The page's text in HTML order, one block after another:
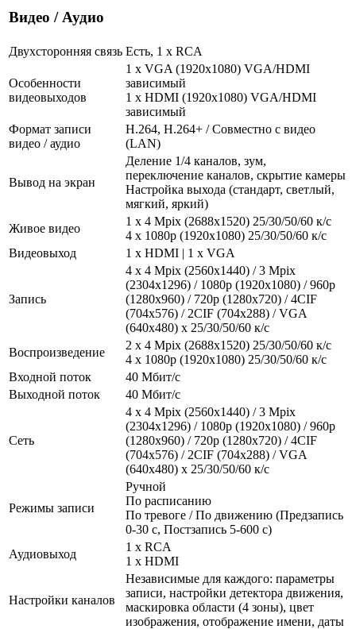
Видео / Аудио
Двухсторонняя связь Есть, 1 x RCA
Особенности
видеовыходов
1 x VGA (1920x1080) VGA/HDMI
зависимый
1 x HDMI (1920x1080) VGA/HDMI
зависимый
Формат записи
видео / аудио
H.264, H.264+ / Совместно с видео
(LAN)
Вывод на экран
Деление 1/4 каналов, зум,
переключение каналов, скрытие камеры
Настройка выхода (стандарт, светлый,
мягкий, яркий)
Живое видео
1 x 4 Mpix (2688x1520) 25/30/50/60 к/с
4 х 1080p (1920x1080) 25/30/50/60 к/с
Видеовыход
1 x HDMI | 1 x VGA
Запись
4 x 4 Mpix (2560x1440) / 3 Mpix
(2304x1296) / 1080p (1920x1080) / 960p
(1280x960) / 720p (1280x720) / 4CIF
(704x576) / 2CIF (704x288) / VGA
(640x480) x 25/30/50/60 к/с
Воспроизведение
2 x 4 Mpix (2688x1520) 25/30/50/60 к/с
4 х 1080p (1920x1080) 25/30/50/60 к/с
Входной поток
40 Мбит/с
Выходной поток
40 Мбит/с
Сеть
4 x 4 Mpix (2560x1440) / 3 Mpix
(2304x1296) / 1080p (1920x1080) / 960p
(1280x960) / 720p (1280x720) / 4CIF
(704x576) / 2CIF (704x288) / VGA
(640x480) x 25/30/50/60 к/с
Режимы записи
Ручной
По расписанию
По тревоге / По движению (Предзапись
0-30 с, Постзапись 5-600 с)
Аудиовыход
1 x RCA
1 x HDMI
Настройки каналов
Независимые для каждого: параметры
записи, настройки детектора движения,
маскировка области (4 зоны), цвет
изображения, отображение имени, даты